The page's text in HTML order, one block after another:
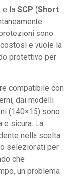
e la SCP (Short
sono
e vuole la
protettivo per
compatibile con
dai modelli
(140×15) sono
e sicura. La
nella scelta
selezionati per
che
un problema